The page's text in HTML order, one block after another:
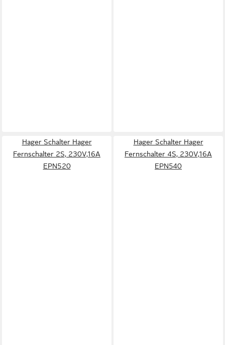
Hager Schalter Hager
Fernschalter 2S, 230V,16A
EPN520
Hager Schalter Hager
Fernschalter 4S, 230V,16A
EPN540